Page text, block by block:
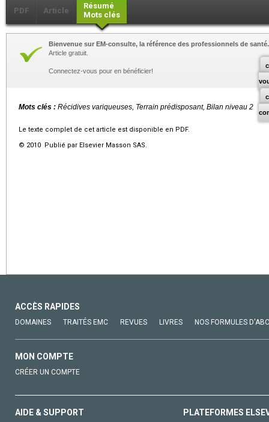
PDF Article
Résumé
Mots clés
Bienvenue sur EM-consulte, la référence des professionnels de santé.
Article gratuit.
Connectez-vous pour en bénéficier!
Mots clés : Récidives variqueuses, Terrain prédisposant, Bilan niveau 2
Le texte complet de cet article est disponible en PDF.
© 2010 Publié par Elsevier Masson SAS.
ACCÈS RAPIDES
DOMAINES TRAITÉS EMC REVUES LIVRES NOS FORMULES
MON COMPTE
CRÉER UN COMPTE
AIDE & SUPPORT PLATEFORMES